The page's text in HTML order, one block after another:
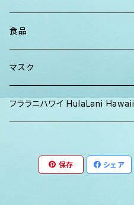
食品
マスク
フララニハワイ HulaLani Hawaii
保存 シェア